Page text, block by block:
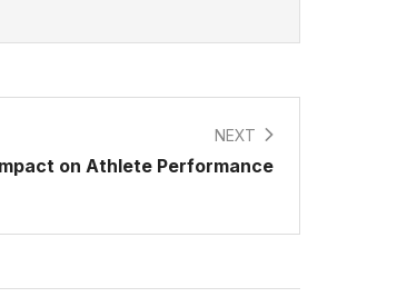
NEXT
on Athlete Performance